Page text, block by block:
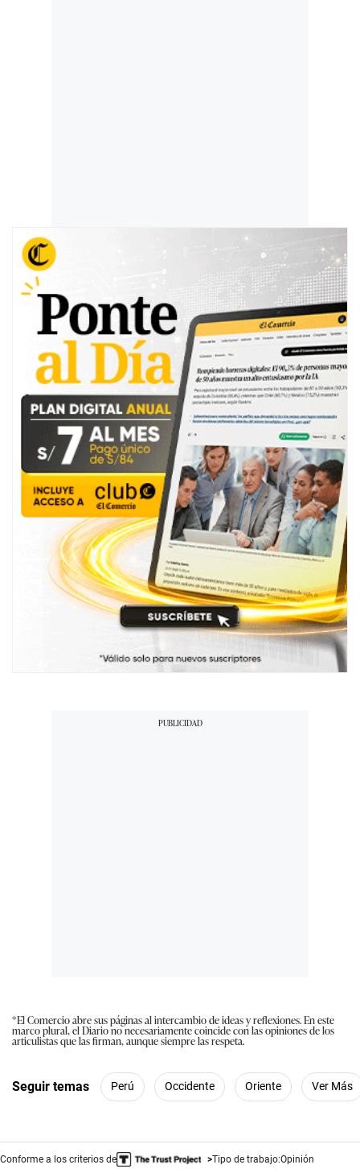
*El Comercio abre sus páginas al intercambio de ideas y reflexiones. En este
marco plural, el Diario no necesariamente coincide con las opiniones de los
articulistas que las firman, aunque siempre las respeta.
Seguir temas Perú Occidente Oriente Ver Más
Conforme a los criterios de Tipo de trabajo:Opinión